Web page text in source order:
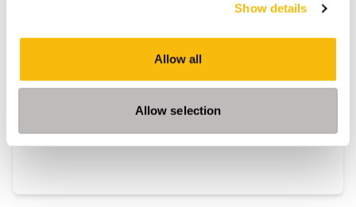
Show details
Allow all
Allow selection
Taal:
Breukelen
De deeltijd Master Fiscaal Recht is een opleiding
voor finance professionals en starters die zich
willen specialiseren in belastingrecht.